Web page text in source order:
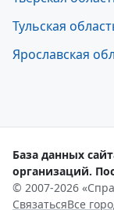
Тульская
Ярославская
База данных
организаций.
© 2007-2026
СвязатьсяВсе